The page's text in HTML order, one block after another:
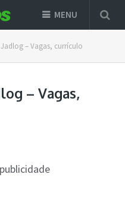
MENU
– Vagas, currículo
– Vagas,